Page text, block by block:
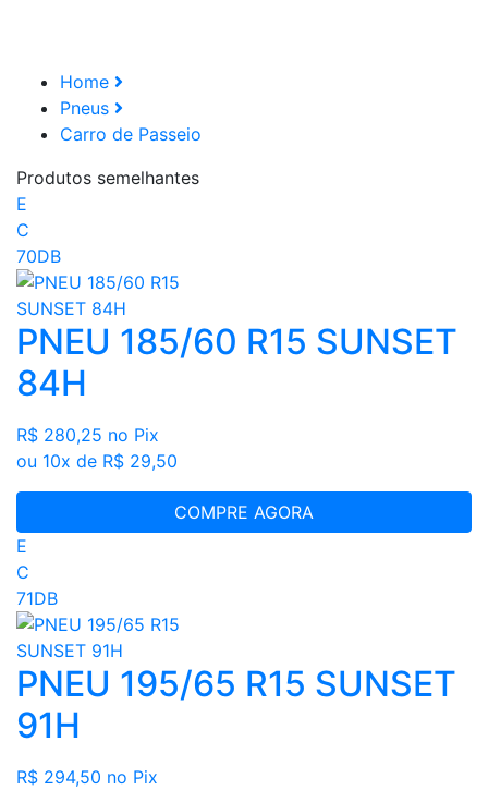
Home
Pneus
Carro de Passeio
Produtos semelhantes
E
C
70DB
PNEU 185/60 R15 SUNSET
84H
R$ 280,25 no Pix
ou 10x de R$ 29,50
COMPRE AGORA
E
C
71DB
PNEU 195/65 R15 SUNSET
91H
R$ 294,50 no Pix